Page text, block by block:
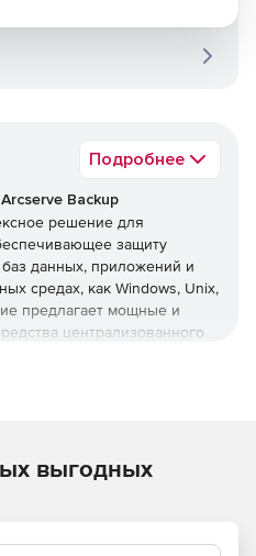
Подробнее
Arcserve Backup
решение для
защиту
данных, приложений и
средах, как Windows, Unix,
предлагает мощные и
централизованного
которые могут
так и на виртуальных
инновационная
выгодных